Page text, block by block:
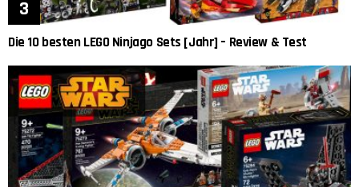
Die 10 besten LEGO Ninjago Sets [Jahr] – Review & Test